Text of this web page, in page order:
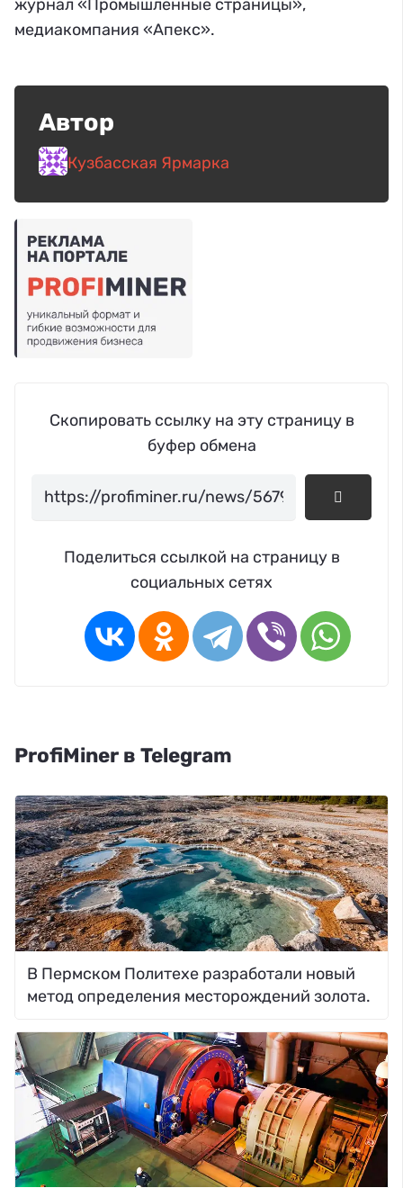
журнал «Промышленные страницы»,
медиакомпания «Апекс».
Автор
Кузбасская Ярмарка
Скопировать ссылку на эту страницу в
буфер обмена
Поделиться ссылкой на страницу в
социальных сетях
ProfiMiner в Telegram
В Пермском Политехе разработали новый
метод определения месторождений золота.